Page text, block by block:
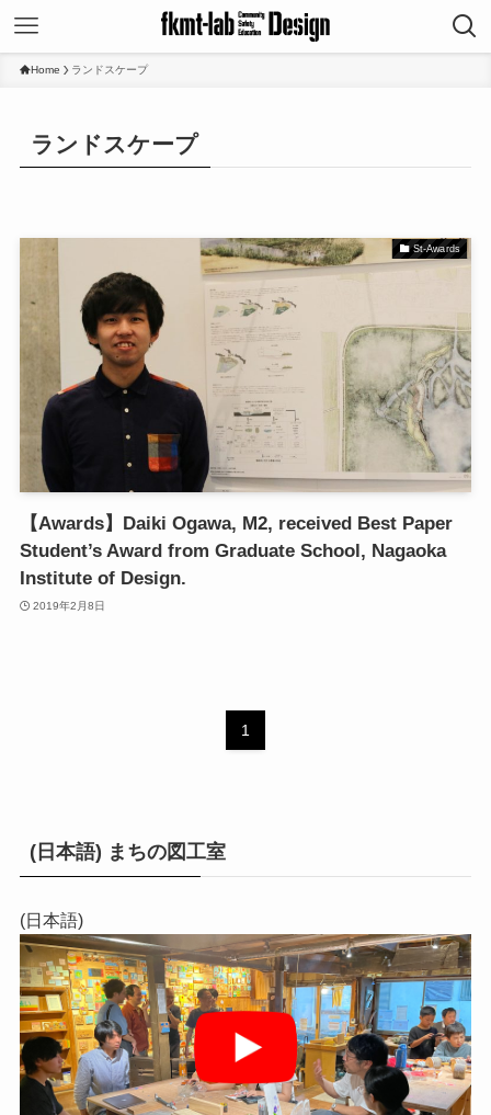
Home ランドスケープ
ランドスケープ
St-Awards
【Awards】Daiki Ogawa, M2, received Best Paper
Student’s Award from Graduate School, Nagaoka
Institute of Design.
2019年2月8日
1
(日本語) まちの図工室
(日本語)